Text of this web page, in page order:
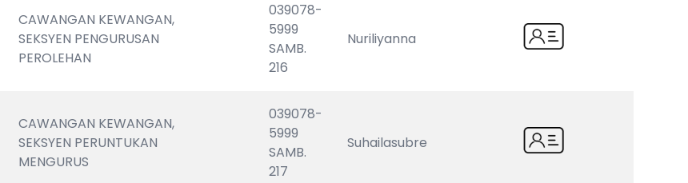
CAWANGAN KEWANGAN,
SEKSYEN PENGURUSAN
PEROLEHAN
039078-
5999
SAMB.
216
Nuriliyanna
CAWANGAN KEWANGAN,
SEKSYEN PERUNTUKAN
MENGURUS
039078-
5999
SAMB.
217
Suhailasubre